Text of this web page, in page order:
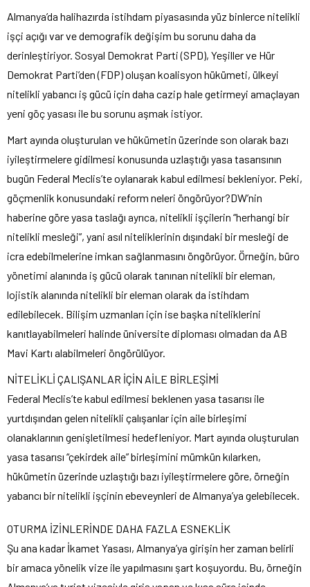
Almanya’da halihazırda istihdam piyasasında yüz binlerce nitelikli
işçi açığı var ve demografik değişim bu sorunu daha da
derinleştiriyor. Sosyal Demokrat Parti (SPD), Yeşiller ve Hür
Demokrat Parti’den (FDP) oluşan koalisyon hükümeti, ülkeyi
nitelikli yabancı iş gücü için daha cazip hale getirmeyi amaçlayan
yeni göç yasası ile bu sorunu aşmak istiyor.
Mart ayında oluşturulan ve hükümetin üzerinde son olarak bazı
iyileştirmelere gidilmesi konusunda uzlaştığı yasa tasarısının
bugün Federal Meclis’te oylanarak kabul edilmesi bekleniyor. Peki,
göçmenlik konusundaki reform neleri öngörüyor?DW’nin
haberine göre yasa taslağı ayrıca, nitelikli işçilerin “herhangi bir
nitelikli mesleği”, yani asıl niteliklerinin dışındaki bir mesleği de
icra edebilmelerine imkan sağlanmasını öngörüyor. Örneğin, büro
yönetimi alanında iş gücü olarak tanınan nitelikli bir eleman,
lojistik alanında nitelikli bir eleman olarak da istihdam
edilebilecek. Bilişim uzmanları için ise başka niteliklerini
kanıtlayabilmeleri halinde üniversite diploması olmadan da AB
Mavi Kartı alabilmeleri öngörülüyor.
NİTELİKLİ ÇALIŞANLAR İÇİN AİLE BİRLEŞİMİ
Federal Meclis’te kabul edilmesi beklenen yasa tasarısı ile
yurtdışından gelen nitelikli çalışanlar için aile birleşimi
olanaklarının genişletilmesi hedefleniyor. Mart ayında oluşturulan
yasa tasarısı “çekirdek aile” birleşimini mümkün kılarken,
hükümetin üzerinde uzlaştığı bazı iyileştirmelere göre, örneğin
yabancı bir nitelikli işçinin ebeveynleri de Almanya’ya gelebilecek.
OTURMA İZİNLERİNDE DAHA FAZLA ESNEKLİK
Şu ana kadar İkamet Yasası, Almanya’ya girişin her zaman belirli
bir amaca yönelik vize ile yapılmasını şart koşuyordu. Bu, örneğin